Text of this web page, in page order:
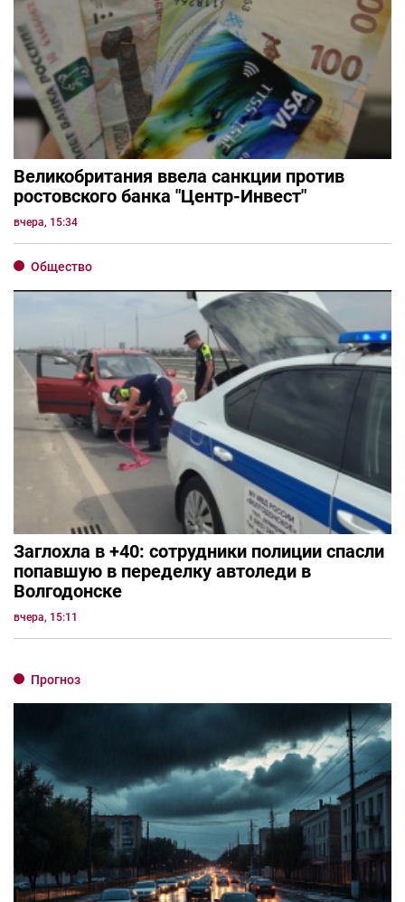
Великобритания ввела санкции против
ростовского банка "Центр-Инвест"
вчера, 15:34
Общество
Заглохла в +40: сотрудники полиции спасли
попавшую в переделку автоледи в
Волгодонске
вчера, 15:11
Прогноз